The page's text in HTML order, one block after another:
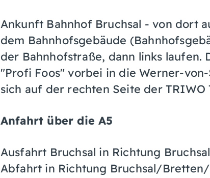
Ankunft Bahnhof Bruchsal - von dort
dem Bahnhofsgebäude
der Bahnhofstraße, dann links
"Profi Foos" vorbei in die Werner-
sich auf der rechten Seite der TRIWO
Anfahrt über die A5
Ausfahrt Bruchsal in Richtung
Abfahrt in Richtung Bruchsal/